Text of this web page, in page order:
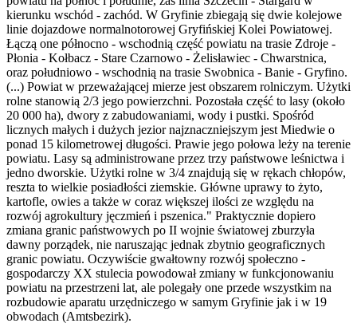
kierunku wschód - zachód. W Gryfinie zbiegają się dwie kolejowe
linie dojazdowe normalnotorowej Gryfińskiej Kolei Powiatowej.
Łączą one północno - wschodnią część powiatu na trasie Zdroje -
Płonia - Kołbacz - Stare Czarnowo - Żelisławiec - Chwarstnica,
oraz południowo - wschodnią na trasie Swobnica - Banie - Gryfino.
(...) Powiat w przeważającej mierze jest obszarem rolniczym. Użytki
rolne stanowią 2/3 jego powierzchni. Pozostała część to lasy (około
20 000 ha), dwory z zabudowaniami, wody i pustki. Spośród
licznych małych i dużych jezior najznaczniejszym jest Miedwie o
ponad 15 kilometrowej długości. Prawie jego połowa leży na terenie
powiatu. Lasy są administrowane przez trzy państwowe leśnictwa i
jedno dworskie. Użytki rolne w 3/4 znajdują się w rękach chłopów,
reszta to wielkie posiadłości ziemskie. Główne uprawy to żyto,
kartofle, owies a także w coraz większej ilości ze względu na
rozwój agrokultury jęczmień i pszenica." Praktycznie dopiero
zmiana granic państwowych po II wojnie światowej zburzyła
dawny porządek, nie naruszając jednak zbytnio geograficznych
granic powiatu. Oczywiście gwałtowny rozwój społeczno -
gospodarczy XX stulecia powodował zmiany w funkcjonowaniu
powiatu na przestrzeni lat, ale polegały one przede wszystkim na
rozbudowie aparatu urzędniczego w samym Gryfinie jak i w 19
obwodach (Amtsbezirk).